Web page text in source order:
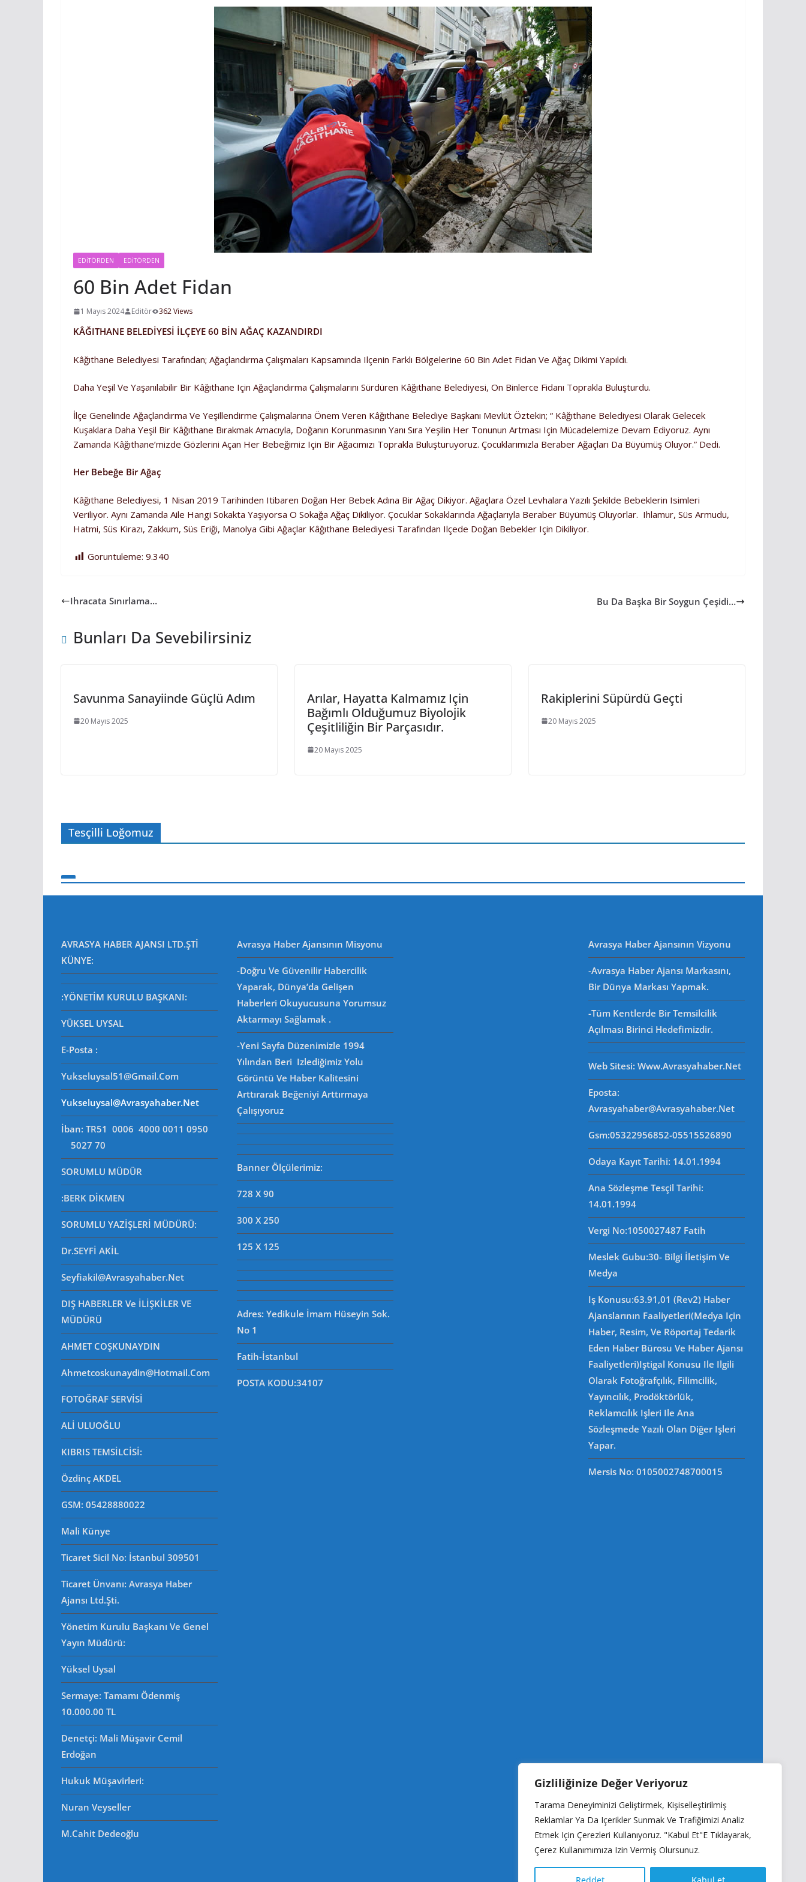
Gizliliğinize Değer Veriyoruz
Tarama Deneyiminizi Geliştirmek, Kişiselleştirilmiş
Reklamlar Ya Da Içerikler Sunmak Ve Trafiğimizi Analiz
Etmek Için Çerezleri Kullanıyoruz. "Kabul Et"e Tıklayarak,
Çerez Kullanımımıza Izin Vermiş Olursunuz.
EDITÖRDEN EDİTÖRDEN
60 Bin Adet Fidan
1 Mayıs 2024 Editör 362 Views
KÂĞITHANE BELEDİYESİ İLÇEYE 60 BİN AĞAÇ KAZANDIRDI
Kâğıthane Belediyesi Tarafından; Ağaçlandırma Çalışmaları Kapsamında Ilçenin Farklı Bölgelerine 60 Bin Adet Fidan Ve Ağaç Dikimi Yapıldı.
Daha Yeşil Ve Yaşanılabilir Bir Kâğıthane Için Ağaçlandırma Çalışmalarını Sürdüren Kâğıthane Belediyesi, On Binlerce Fidanı Toprakla Buluşturdu.
İlçe Genelinde Ağaçlandırma Ve Yeşillendirme Çalışmalarına Önem Veren Kâğıthane Belediye Başkanı Mevlüt Öztekin; “ Kâğıthane Belediyesi Olarak Gelecek
Kuşaklara Daha Yeşil Bir Kâğıthane Bırakmak Amacıyla, Doğanın Korunmasının Yanı Sıra Yeşilin Her Tonunun Artması Için Mücadelemize Devam Ediyoruz. Aynı
Zamanda Kâğıthane’mizde Gözlerini Açan Her Bebeğimiz Için Bir Ağacımızı Toprakla Buluşturuyoruz. Çocuklarımızla Beraber Ağaçları Da Büyümüş Oluyor.” Dedi.
Her Bebeğe Bir Ağaç
Kâğıthane Belediyesi, 1 Nisan 2019 Tarihinden Itibaren Doğan Her Bebek Adına Bir Ağaç Dikiyor. Ağaçlara Özel Levhalara Yazılı Şekilde Bebeklerin Isimleri
Veriliyor. Aynı Zamanda Aile Hangi Sokakta Yaşıyorsa O Sokağa Ağaç Dikiliyor. Çocuklar Sokaklarında Ağaçlarıyla Beraber Büyümüş Oluyorlar. Ihlamur, Süs Armudu,
Hatmi, Süs Kirazı, Zakkum, Süs Eriği, Manolya Gibi Ağaçlar Kâğıthane Belediyesi Tarafından Ilçede Doğan Bebekler Için Dikiliyor.
Goruntuleme: 9.340
Ihracata Sınırlama… Bu Da Başka Bir Soygun Çeşidi…
Bunları Da Sevebilirsiniz
Savunma Sanayiinde Güçlü Adım
20 Mayıs 2025
Arılar, Hayatta Kalmamız Için
Bağımlı Olduğumuz Biyolojik
Çeşitliliğin Bir Parçasıdır.
20 Mayıs 2025
Rakiplerini Süpürdü Geçti
20 Mayıs 2025
Tesçilli Loğomuz
AVRASYA HABER AJANSI LTD.ŞTİ
KÜNYE:
:YÖNETİM KURULU BAŞKANI:
YÜKSEL UYSAL
E-Posta :
Yukseluysal51@gmail.com
Yukseluysal@avrasyahaber.net
İban: TR51 0006 4000 0011 0950
5027 70
SORUMLU MÜDÜR
:BERK DİKMEN
SORUMLU YAZİŞLERİ MÜDÜRÜ:
Dr.SEYFİ AKİL
Seyfiakil@avrasyahaber.net
DIŞ HABERLER Ve İLİŞKİLER VE
MÜDÜRÜ
AHMET COŞKUNAYDIN
Ahmetcoskunaydin@hotmail.com
FOTOĞRAF SERVİSİ
ALİ ULUOĞLU
KIBRIS TEMSİLCİSİ:
Özdinç AKDEL
GSM: 05428880022
Mali Künye
Ticaret Sicil No: İstanbul 309501
Ticaret Ünvanı: Avrasya Haber
Ajansı Ltd.Şti.
Yönetim Kurulu Başkanı Ve Genel
Yayın Müdürü:
Yüksel Uysal
Sermaye: Tamamı Ödenmiş
10.000.00 TL
Denetçi: Mali Müşavir Cemil
Erdoğan
Hukuk Müşavirleri:
Nuran Veyseller
M.Cahit Dedeoğlu
Avrasya Haber Ajansının Misyonu
-Doğru Ve Güvenilir Habercilik
Yaparak, Dünya’da Gelişen
Haberleri Okuyucusuna Yorumsuz
Aktarmayı Sağlamak .
-Yeni Sayfa Düzenimizle 1994
Yılından Beri Izlediğimiz Yolu
Görüntü Ve Haber Kalitesini
Arttırarak Beğeniyi Arttırmaya
Çalışıyoruz
Banner Ölçülerimiz:
728 X 90
300 X 250
125 X 125
Adres: Yedikule İmam Hüseyin Sok.
No 1
Fatih-İstanbul
POSTA KODU:34107
Avrasya Haber Ajansının Vizyonu
-Avrasya Haber Ajansı Markasını,
Bir Dünya Markası Yapmak.
-Tüm Kentlerde Bir Temsilcilik
Açılması Birinci Hedefimizdir.
Web Sitesi: Www.avrasyahaber.net
Eposta:
Avrasyahaber@avrasyahaber.net
Gsm:05322956852-05515526890
Odaya Kayıt Tarihi: 14.01.1994
Ana Sözleşme Tesçil Tarihi:
14.01.1994
Vergi No:1050027487 Fatih
Meslek Gubu:30- Bilgi İletişim Ve
Medya
Iş Konusu:63.91,01 (Rev2) Haber
Ajanslarının Faaliyetleri(Medya Için
Haber, Resim, Ve Röportaj Tedarik
Eden Haber Bürosu Ve Haber Ajansı
Faaliyetleri)iştigal Konusu Ile Ilgili
Olarak Fotoğrafçılık, Filimcilik,
Yayıncılık, Prodöktörlük,
Reklamcılık Işleri Ile Ana
Sözleşmede Yazılı Olan Diğer Işleri
Yapar.
Mersis No: 0105002748700015